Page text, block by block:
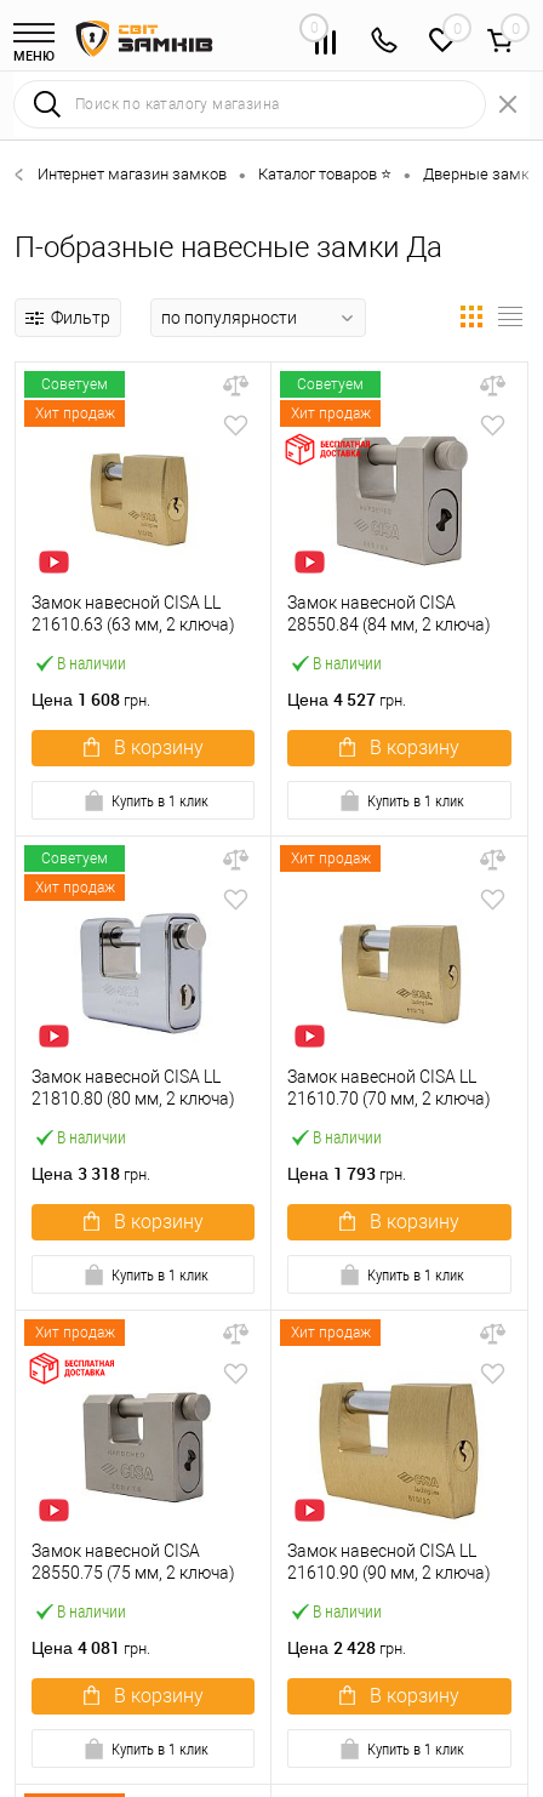
МЕНЮ
0 0
Интернет магазин замков • Каталог товаров ⭐ • Дверные замки
П-образные навесные замки Да
Фильтр
Советуем
Хит продаж
В наличии
Замок навесной CISA LL
21610.63 (63 мм, 2 ключа)
Цена 1 608 грн.
В корзину
Купить в 1 клик
Советуем
Хит продаж
В наличии
Замок навесной CISA
28550.84 (84 мм, 2 ключа)
Цена 4 527 грн.
В корзину
Купить в 1 клик
Советуем
Хит продаж
В наличии
Замок навесной CISA LL
21810.80 (80 мм, 2 ключа)
Цена 3 318 грн.
В корзину
Купить в 1 клик
Хит продаж
В наличии
Замок навесной CISA LL
21610.70 (70 мм, 2 ключа)
Цена 1 793 грн.
В корзину
Купить в 1 клик
Хит продаж
В наличии
Замок навесной CISA
28550.75 (75 мм, 2 ключа)
Цена 4 081 грн.
В корзину
Купить в 1 клик
Хит продаж
В наличии
Замок навесной CISA LL
21610.90 (90 мм, 2 ключа)
Цена 2 428 грн.
В корзину
Купить в 1 клик